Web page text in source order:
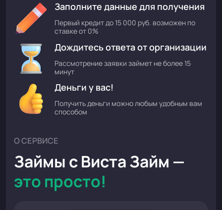
Заполните данные для получения
Первый кредит до 15 000 руб. возможен по
ставке от 0%
Дождитесь ответа от организации
Рассмотрение заявки займет не более 15
минут
Деньги у вас!
Получить деньги можно любым удобным вам
способом
О СЕРВИСЕ
Займы с Виста Займ —
это просто!